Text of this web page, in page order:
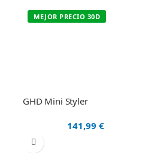
MEJOR PRECIO 30D
GHD Mini Styler
141,99 €